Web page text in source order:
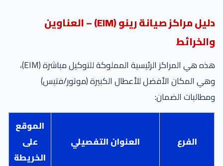
دليل مراكز صيانة رينو (EIM) – العناوين
هذه هي المراكز الرئيسية المملوكة للتوكيل مباشرة (EIM)،
المكان الأفضل للأعطال الكبيرة (موتور/فتيس)
الضمان:
الفرع العنوان التفصيلي
الموقع
على
الخريطة